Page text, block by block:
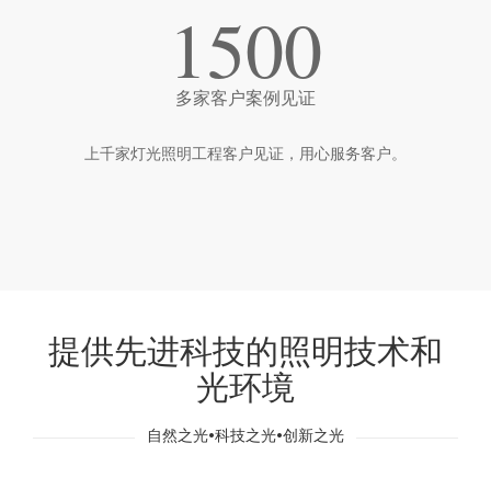
1500
多家客户案例见证
上千家灯光照明工程客户见证，用心服务客户。
提供先进科技的照明技术和
光环境
自然之光•科技之光•创新之光